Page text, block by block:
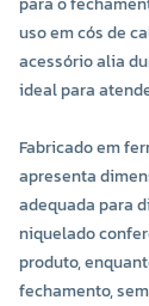
uso em cós de
acessório alia
ideal para
Fabricado em
apresenta
adequada para
niquelado
produto,
fechamento,